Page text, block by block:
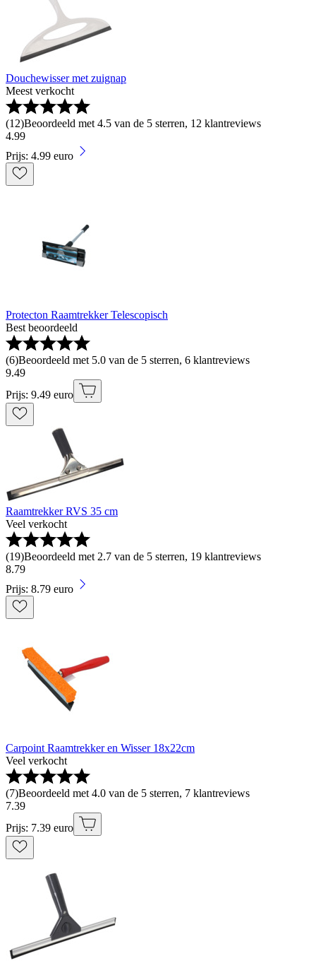
Douchewisser met zuignap
Meest verkocht
(12)Beoordeeld met 4.5 van de 5 sterren, 12 klantreviews
4.99
Prijs: 4.99 euro
Protecton Raamtrekker Telescopisch
Best beoordeeld
(6)Beoordeeld met 5.0 van de 5 sterren, 6 klantreviews
9.49
Prijs: 9.49 euro
Raamtrekker RVS 35 cm
Veel verkocht
(19)Beoordeeld met 2.7 van de 5 sterren, 19 klantreviews
8.79
Prijs: 8.79 euro
Carpoint Raamtrekker en Wisser 18x22cm
Veel verkocht
(7)Beoordeeld met 4.0 van de 5 sterren, 7 klantreviews
7.39
Prijs: 7.39 euro